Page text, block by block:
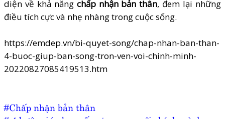
diện về khả năngchấp nhận bản thân, đem lại những
điều tích cực và nhẹ nhàng trong cuộc sống.
https://emdep.vn/bi-quyet-song/chap-nhan-ban-than-
4-buoc-giup-ban-song-tron-ven-voi-chinh-minh-
20220827085419513.htm
#Chấp nhận bản thân